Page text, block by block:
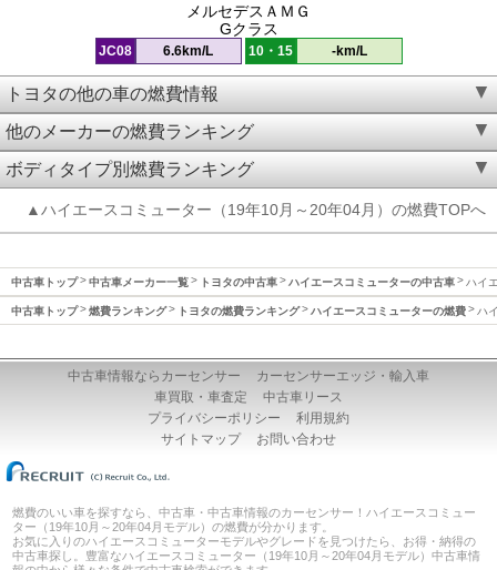
メルセデスＡＭＧ
Gクラス
JC08 6.6km/L 10・15 -km/L
トヨタの他の車の燃費情報
他のメーカーの燃費ランキング
ボディタイプ別燃費ランキング
▲ハイエースコミューター（19年10月～20年04月）の燃費TOPへ
中古車トップ 中古車メーカー一覧 トヨタの中古車 ハイエースコミューターの中古車 ハイ
中古車トップ 燃費ランキング トヨタの燃費ランキング ハイエースコミューターの燃費 ハ
中古車情報ならカーセンサー
カーセンサーエッジ・輸入車
車買取・車査定
中古車リース
プライバシーポリシー
利用規約
サイトマップ
お問い合わせ
燃費のいい車を探すなら、中古車・中古車情報のカーセンサー！ハイエースコミュー
ター（19年10月～20年04月モデル）の燃費が分かります。
お気に入りのハイエースコミューターモデルやグレードを見つけたら、お得・納得の
中古車探し。豊富なハイエースコミューター（19年10月～20年04月モデル）中古車情